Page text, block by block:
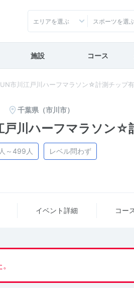
エリアを選ぶ スポーツを選
施設 コース
市川江戸川ハーフマラソン☆計測チップ
千葉県（市川市）
戸川ハーフマラソン
～499人 レベル問わず
イベント詳細 コー